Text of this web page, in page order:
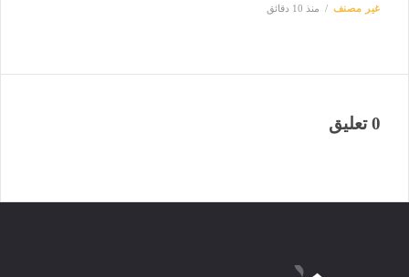
غير مصنف منذ 10 دقائق
0 تعليق